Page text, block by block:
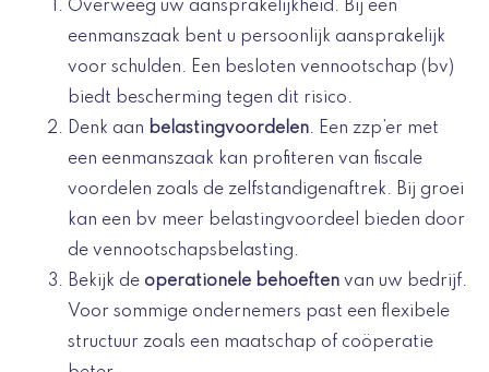
Overweeg uw aansprakelijkheid. Bij een
eenmanszaak bent u persoonlijk aansprakelijk
voor schulden. Een besloten vennootschap (bv)
biedt bescherming tegen dit risico.
Denk aan belastingvoordelen. Een zzp’er met
een eenmanszaak kan profiteren van fiscale
voordelen zoals de zelfstandigenaftrek. Bij groei
kan een bv meer belastingvoordeel bieden door
de vennootschapsbelasting.
Bekijk de operationele behoeften van uw bedrijf.
Voor sommige ondernemers past een flexibele
structuur zoals een maatschap of coöperatie